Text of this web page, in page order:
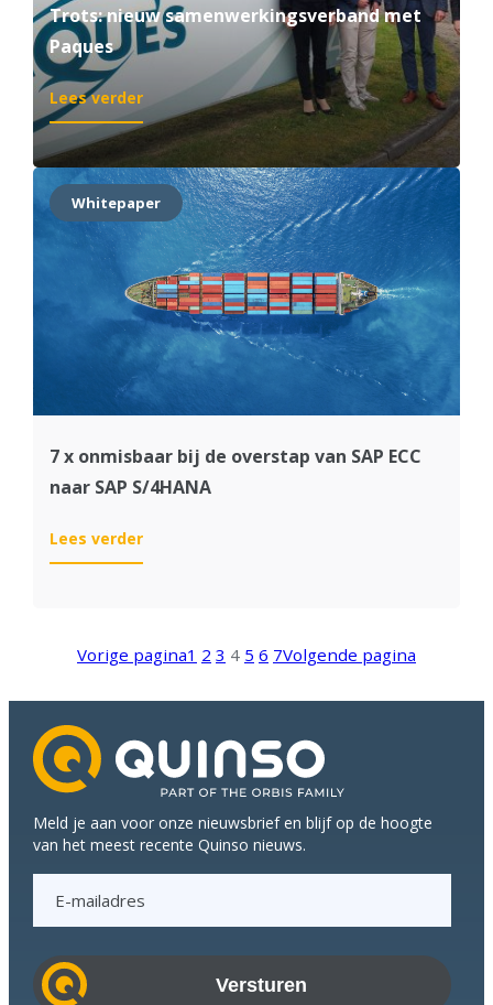
Trots: nieuw samenwerkingsverband met
Paques
Lees verder:
Trots:
nieuw
samenwerkingsverband
met
Paques
Whitepaper
7 x onmisbaar bij de overstap van SAP ECC
naar SAP S/4HANA
Lees verder:
7
de
van
ECC
naar
SAP
S/4HANA
Vorige pagina1 2 3 4 5 6 7Volgende pagina
Meld je aan voor onze nieuwsbrief en blijf op de hoogte
van het meest recente Quinso nieuws.
a
i